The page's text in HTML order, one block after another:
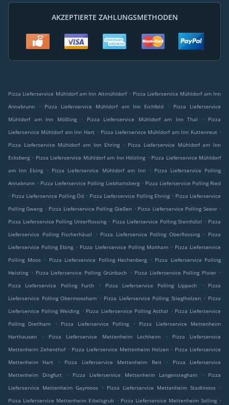
AKZEPTIERTE ZAHLUNGSMETHODEN
Pizza Lieferservice Mühldorf am Inn Altmühldorf . Pizza Lieferservice Mühldorf am Inn
Annabrunn
. Pizza Lieferservice Mühldorf am Inn Eichfeld .
Pizza Lieferservice
Mühldorf am Inn Mößling
. Pizza Lieferservice Mühldorf am Inn Thal .
Pizza
Lieferservice Mühldorf am Inn Hart . Pizza Lieferservice Mühldorf am Inn Kuttenreut .
Pizza Lieferservice Mühldorf am Inn Ehring . Pizza Lieferservice Mühldorf am Inn
Ecksberg . Pizza Lieferservice Mühldorf am Inn Hölzling . Pizza Lieferservice Mühldorf
am Inn Ebing
. Pizza Lieferservice Mühldorf am Inn . Pizza Lieferservice Polling
Annabrunn . Pizza Lieferservice Polling Liebhartsberg . Pizza Lieferservice Polling Ried
. Pizza Lieferservice Polling Öd . Pizza Lieferservice Polling Ehring . Pizza Lieferservice
Polling Gweng . Pizza Lieferservice Polling Gießen . Pizza Lieferservice Polling Seeor .
Pizza Lieferservice Polling Unterflossing . Pizza Lieferservice Polling Steinhölzl . Pizza
Lieferservice Polling Fischerhäusl
. Pizza Lieferservice Polling Oberflossing . Pizza
Lieferservice Polling Ebing . Pizza Lieferservice Polling Monham . Pizza Lieferservice
Polling Moos
. Pizza Lieferservice Polling Hechenberg . Pizza Lieferservice Polling
Heisting . Pizza Lieferservice Polling Grünbach . Pizza Lieferservice Polling Ploier .
Pizza Lieferservice Polling Furth
. Pizza Lieferservice Polling Lippach .
Pizza
Lieferservice Polling Obermoosham . Pizza Lieferservice Polling Stieglholzen . Pizza
Lieferservice Polling Weiding . Pizza Lieferservice Polling Asthal . Pizza Lieferservice
Polling Dietlham
. Pizza Lieferservice Polling .
Pizza Lieferservice Mettenheim
Harthausen
. Pizza Lieferservice Mettenheim Lochheim .
Pizza Lieferservice
Mettenheim Zehenthof . Pizza Lieferservice Mettenheim Holzen . Pizza Lieferservice
Mettenheim Hart
. Pizza Lieferservice Mettenheim Reit .
Pizza Lieferservice
Mettenheim Dingfurt
. Pizza Lieferservice Mettenheim Langenstegham .
Pizza
Lieferservice Mettenheim Gaymoos
. Pizza Lieferservice Mettenheim Stadlmoos
.
Pizza Lieferservice Mettenheim Eibelsgrub . Pizza Lieferservice Mettenheim Solling .